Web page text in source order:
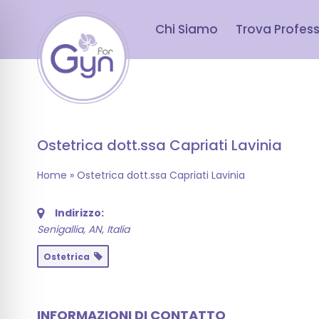
Chi Siamo Trova
Ostetrica dott.ssa Capriati Lavinia
Home » Ostetrica dott.ssa Capriati Lavinia
Indirizzo:
Senigallia, AN, Italia
Ostetrica
INFORMAZIONI DI CONTATTO